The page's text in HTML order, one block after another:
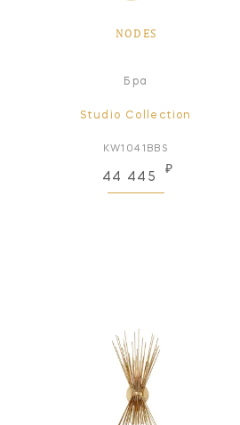
NODES
Бра
Studio Collection
KW1041BBS
44 445
₽